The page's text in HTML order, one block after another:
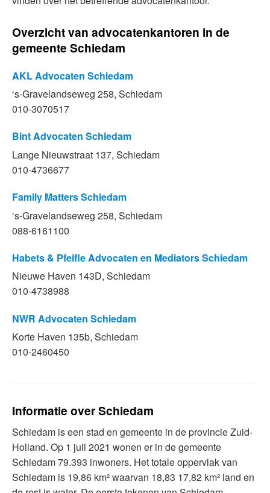
Overzicht van advocatenkantoren in de
gemeente Schiedam
AKL Advocaten Schiedam
‘s-Gravelandseweg 258, Schiedam
010-3070517
Bint Advocaten Schiedam
Lange Nieuwstraat 137, Schiedam
010-4736677
Family Matters Schiedam
‘s-Gravelandseweg 258, Schiedam
088-6161100
Habets & Pfeifle Advocaten en Mediators Schiedam
Nieuwe Haven 143D, Schiedam
010-4738988
NWR Advocaten Schiedam
Korte Haven 135b, Schiedam
010-2460450
Informatie over Schiedam
Schiedam is een stad en gemeente in de provincie Zuid-
Holland. Op 1 juli 2021 wonen er in de gemeente
Schiedam 79.393 inwoners. Het totale oppervlak van
Schiedam is 19,86 km² waarvan 18,83 17,82 km² land en